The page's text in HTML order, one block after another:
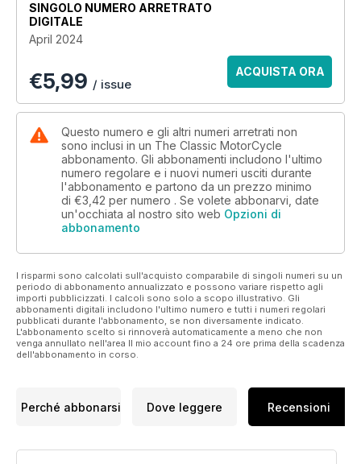
SINGOLO NUMERO ARRETRATO
DIGITALE
April 2024
€5,99 / issue
ACQUISTA ORA
Questo numero e gli altri numeri arretrati non
sono inclusi in un The Classic MotorCycle
abbonamento. Gli abbonamenti includono l'ultimo
numero regolare e i nuovi numeri usciti durante
l'abbonamento e partono da un prezzo minimo
di €3,42 per numero . Se volete abbonarvi, date
un'occhiata al nostro sito web Opzioni di
abbonamento
I risparmi sono calcolati sull'acquisto comparabile di singoli numeri su un
periodo di abbonamento annualizzato e possono variare rispetto agli
importi pubblicizzati. I calcoli sono solo a scopo illustrativo. Gli
abbonamenti digitali includono l'ultimo numero e tutti i numeri regolari
pubblicati durante l'abbonamento, se non diversamente indicato.
L'abbonamento scelto si rinnoverà automaticamente a meno che non
venga annullato nell'area Il mio account fino a 24 ore prima della scadenza
dell'abbonamento in corso.
Perché abbonarsi Dove leggere Recensioni